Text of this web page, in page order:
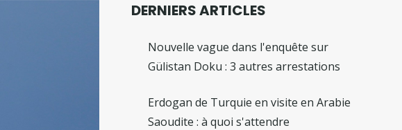
DERNIERS ARTICLES
Nouvelle vague dans l'enquête sur
Gülistan Doku : 3 autres arrestations
Erdogan de Turquie en visite en Arabie
Saoudite : à quoi s'attendre